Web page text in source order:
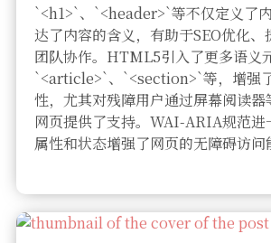
`<h1>`、`<header>`等不仅定义了
达了内容的含义，有助于SEO优化、
团队协作。HTML5引入了更多语义
`<article>`、`<section>`等，增强
性，尤其对残障用户通过屏幕阅读器
网页提供了支持。WAI-ARIA规范进
属性和状态增强了网页的无障碍访问